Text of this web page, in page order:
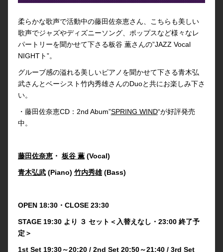
柔らかな歌声で活動中の藤田佐奈恵さん、こちらも美しい
歌声でジャズやディズニーソング、ポップスなど様々なレ
パートリーを聞かせて下さる板谷 薫さんの”JAZZ Vocal
NIGHTト”。
グルーブ感の溢れる美しいピアノを聞かせて下さる青木弘
武さんとベーシスト竹内秀雄さんのDuoと共にお楽しみ下さ
い。
・藤田佐奈恵CD：2nd Abum”SPRING WIND“が好評発売
中。
藤田佐奈恵・ 板谷 薫(Vocal)
青木弘武(Piano) 竹内秀雄(Bass)
OPEN 18:30・CLOSE 23:30
STAGE 19:30 より ３ セット＜入替えなし・23:00 終了予
定＞
1st Set 19:30～20:20 / 2nd Set 20:50～21:40 / 3rd Set